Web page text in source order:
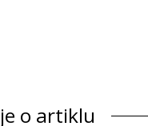
o artiklu